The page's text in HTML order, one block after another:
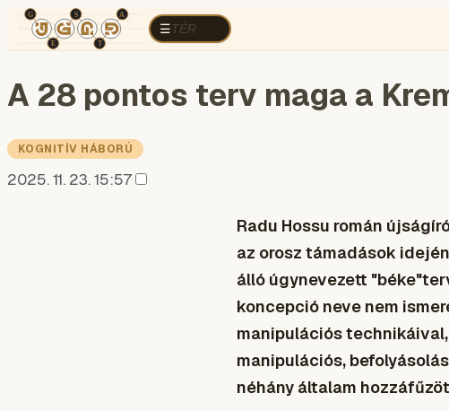
☰TÉR
TÉRELEMZÉS
A 28 pontos terv maga a
KOGNITÍV HÁBORÚ
2025. 11. 23. 15:57
Radu Hossu román
az orosz támadások
álló úgynevezett
koncepció neve nem
manipulációs
manipulációs,
néhány általam